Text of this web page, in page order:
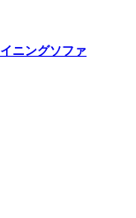
ニングソファ